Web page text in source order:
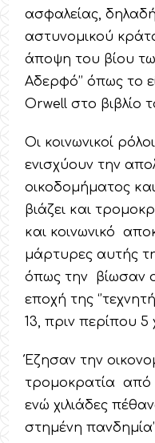
ασφαλείας,
αστυνομικού
άποψη του βίου
Αδερφό’’ όπως το
Orwell στο βιβλίο
Οι κοινωνικοί
ενισχύουν την
οικοδομήματος
βιάζει και
και κοινωνικό
μάρτυρες αυτής
όπως την βίωσαν
εποχή της
13, πριν περίπου 5
Έζησαν την
τρομοκρατία από
ενώ χιλιάδες
στημένη